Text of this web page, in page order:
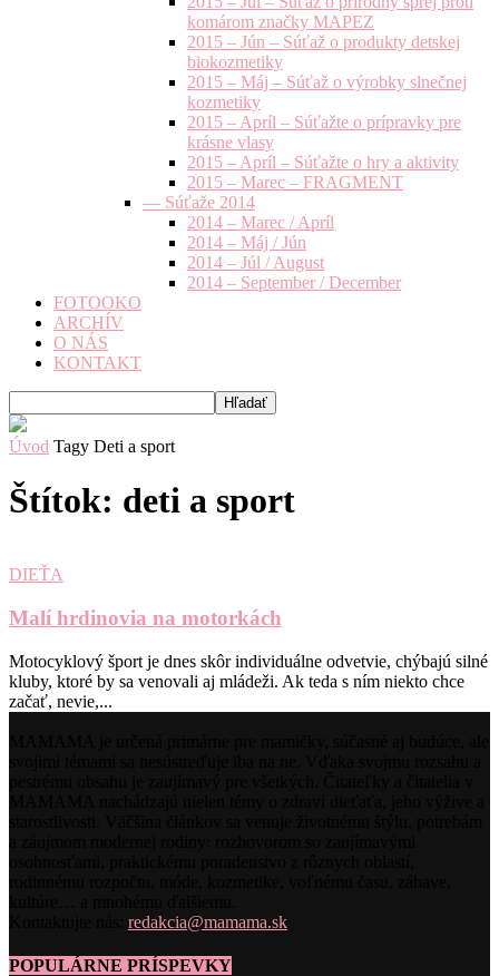
komárom značky MAPEZ
2015 – Jún – Súťaž o produkty detskej
biokozmetiky
2015 – Máj – Súťaž o výrobky slnečnej
kozmetiky
2015 – Apríl – Súťažte o prípravky pre
krásne vlasy
2015 – Apríl – Súťažte o hry a aktivity
2015 – Marec – FRAGMENT
— Súťaže 2014
2014 – Marec / Apríl
2014 – Máj / Jún
2014 – Júl / August
2014 – September / December
FOTOOKO
ARCHÍV
O NÁS
KONTAKT
Úvod Tagy Deti a sport
Štítok: deti a sport
DIEŤA
Malí hrdinovia na motorkách
Motocyklový šport je dnes skôr individuálne odvetvie, chýbajú silné
kluby, ktoré by sa venovali aj mládeži. Ak teda s ním niekto chce
začať, nevie,...
redakcia@mamama.sk
POPULÁRNE PRÍSPEVKY